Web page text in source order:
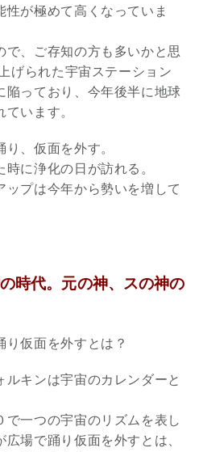
が極めて高くなっていま
で、ご存知の方も多いかと思
げられた宇宙ステーション
陥っており、今年後半に地球
います。
、仮面を外す。
に浄化の日が訪れる。
ップは今年から勢いを増して
時代。元の神、スの神の
仮面を外すとは？
キンは宇宙のカレンダーと
で一つの宇宙のリズムを表し
場で踊り仮面を外すとは、